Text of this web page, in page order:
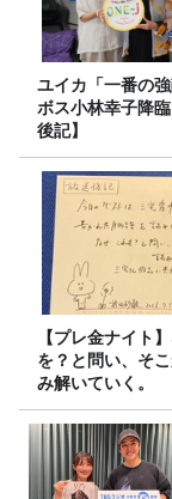
ユイカ「一番の
ボス小林幸子降
後記】
【プレ金ナイト
を？と問い、そ
み解いていく。